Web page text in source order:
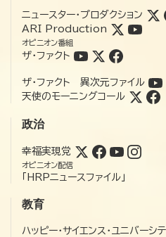
ニュースター・プロダクション
ARI Production
オピニオン番組
ザ・ファクト
ザ・ファクト 異次元ファイル
天使のモーニングコール
政治
幸福実現党
オピニオン配信
「HRPニュースファイル」
教育
ハッピー・サイエンス・ユニバーシテ